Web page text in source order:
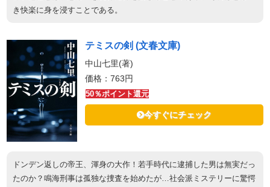
き快楽に身を浸すことである。
テミスの剣 (文春文庫)
中山七里(著)
価格：763円
50％ポイント還元
今すぐにチェック
ドンデン返しの帝王、渾身の大作！若手時代に逮捕した男は無実だっ
たのか？鳴海刑事は孤独な捜査を始めたが…社会派ミステリーに驚愕